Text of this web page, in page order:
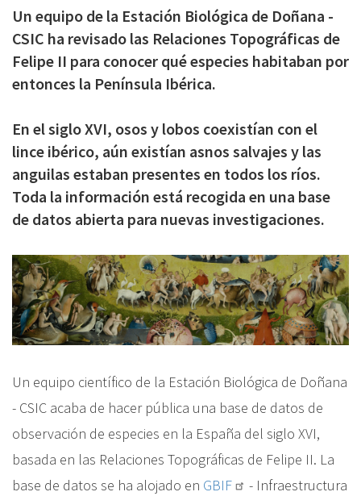
Un equipo de la Estación Biológica de Doñana -
CSIC ha revisado las Relaciones Topográficas de
Felipe II para conocer qué especies habitaban por
entonces la Península Ibérica.
En el siglo XVI, osos y lobos coexistían con el
lince ibérico, aún existían asnos salvajes y las
anguilas estaban presentes en todos los ríos.
Toda la información está recogida en una base
de datos abierta para nuevas investigaciones.
Un equipo científico de la Estación Biológica de Doñana
- CSIC acaba de hacer pública una base de datos de
observación de especies en la España del siglo XVI,
basada en las Relaciones Topográficas de Felipe II. La
base de datos se ha alojado en GBIF
- Infraestructura